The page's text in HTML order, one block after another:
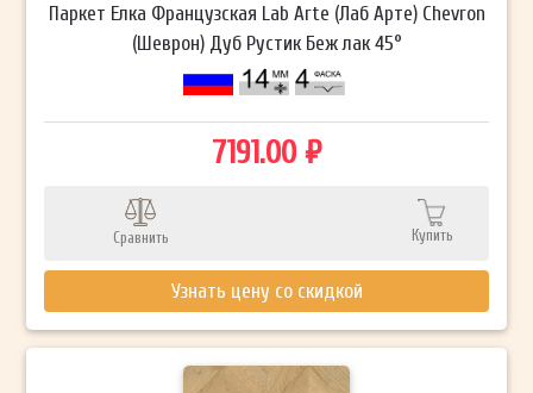
Паркет Елка Французская Lab Arte (Лаб Арте) Chevron
(Шеврон) Дуб Рустик Беж лак 45°
7191.00 ₽
Сравнить Купить
Узнать цену со скидкой